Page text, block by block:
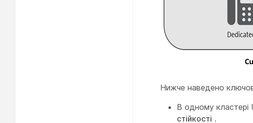
Нижче наведено
В одному кластері
стійкості .